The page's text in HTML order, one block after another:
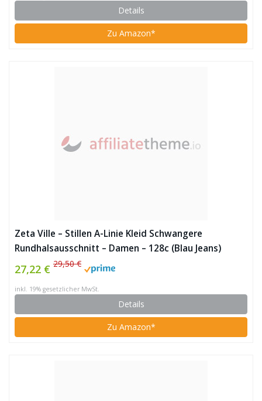
Details
Zu Amazon*
Zeta Ville – Stillen A-Linie Kleid Schwangere
Rundhalsausschnitt – Damen – 128c (Blau Jeans)
27,22 € 29,50 €
inkl. 19% gesetzlicher MwSt.
Details
Zu Amazon*